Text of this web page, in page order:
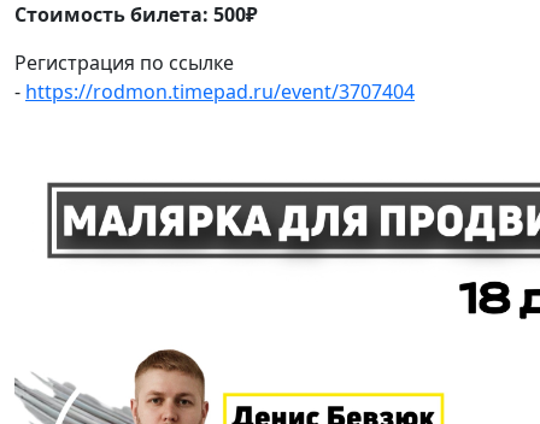
Стоимость билета: 500₽
Регистрация по ссылке
- https://rodmon.timepad.ru/event/3707404